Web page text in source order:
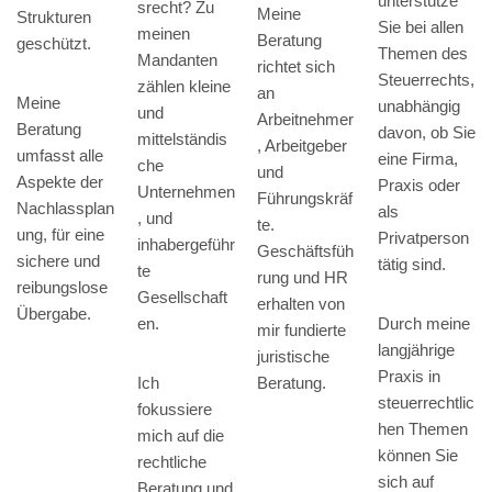
Strukturen
geschützt.
Meine
Beratung
umfasst alle
Aspekte der
Nachlassplan
ung, für eine
sichere und
reibungslose
Übergabe.
srecht? Zu
meinen
Mandanten
zählen kleine
und
mittelständis
che
Unternehmen
, und
inhabergeführ
te
Gesellschaft
en.
Ich
fokussiere
mich auf die
rechtliche
Meine
Beratung
richtet sich
an
Arbeitnehmer
, Arbeitgeber
und
Führungskräf
te.
Geschäftsfüh
rung und HR
erhalten von
mir fundierte
juristische
Beratung.
Sie bei allen
Themen des
Steuerrechts,
unabhängig
davon, ob Sie
eine Firma,
Praxis oder
als
Privatperson
tätig sind.
Durch meine
langjährige
Praxis in
steuerrechtlic
hen Themen
können Sie
sich auf